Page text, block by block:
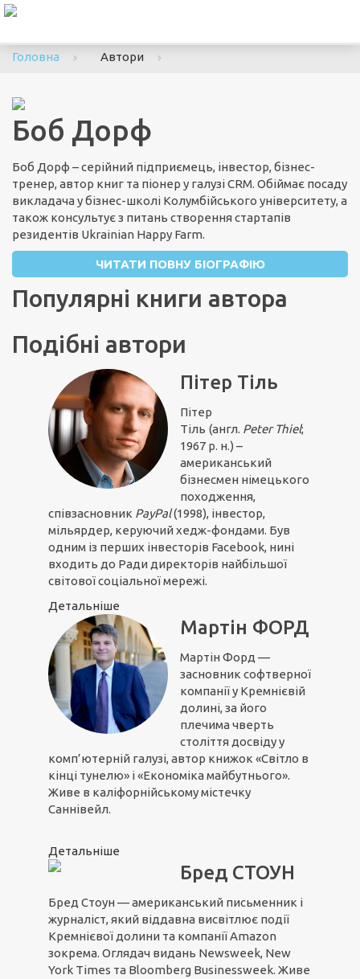
Головна
Автори
Боб Дорф
Боб Дорф – серійний підприємець, інвестор, бізнес-
тренер, автор книг та піонер у галузі CRM. Обіймає посаду
викладача у бізнес-школі Колумбійського університету, а
також консультує з питань створення стартапів
резидентів Ukrainian Happy Farm.
ЧИТАТИ ПОВНУ БІОГРАФІЮ
Популярні книги автора
Подібні автори
Пітер Тіль
Пітер
Тіль (англ. Peter Thiel;
1967 р. н.) –
американський
бізнесмен німецького
походження,
співзасновник PayPal(1998), інвестор,
мільярдер, керуючий хедж-фондами. Був
одним із перших інвесторів Facebook, нині
входить до Ради директорів найбільшої
світової соціальної мережі.
Детальніше
Мартін ФОРД
Мартін Форд —
засновник софтверної
компанії у Кремнієвій
долині, за його
плечима чверть
століття досвіду у
комп’ютерній галузі, автор книжок «Світло в
кінці тунелю» і «Економіка майбутнього».
Живе в каліфорнійському містечку
Саннівейл.
Детальніше
Бред СТОУН
Бред Стоун — американський письменник і
журналіст, який віддавна висвітлює події
Кремнієвої долини та компанії Amazon
зокрема. Оглядач видань Newsweek, New
York Times та Bloomberg Businessweek. Живе